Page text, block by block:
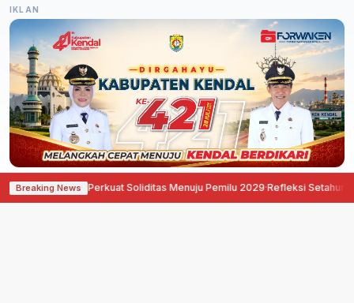
IKLAN
Breaking News
Semarang Perkuat Soliditas Menuju Pemilu 2029·Refleksi Setahun